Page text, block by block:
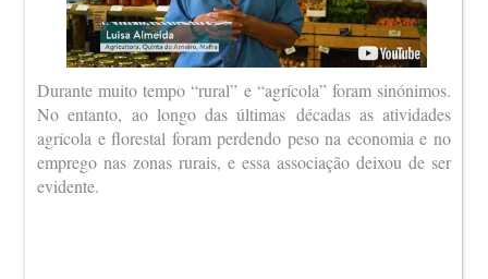
Durante muito tempo “rural” e “agrícola” foram sinónimos.
No entanto, ao longo das últimas décadas as atividades
agrícola e florestal foram perdendo peso na economia e no
emprego nas zonas rurais, e essa associação deixou de ser
evidente.